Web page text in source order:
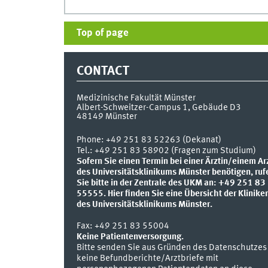
Top of page
CONTACT
Medizinische Fakultät Münster
Albert-Schweitzer-Campus 1, Gebäude D3
48149 Münster
Phone: +49 251 83 52263 (Dekanat)
Tel.: +49 251 83 58902 (Fragen zum Studium)
Sofern Sie einen Termin bei einer Ärztin/einem
des Universitätsklinikums Münster benötigen,
Sie bitte in der Zentrale des UKM an: +49 251 83
55555. Hier finden Sie eine Übersicht der
des Universitätsklinikums Münster.
Fax: +49 251 83 55004
Keine Patientenversorgung.
Bitte senden Sie aus Gründen des Datenschutzes
keine Befundberichte/Arztbriefe mit